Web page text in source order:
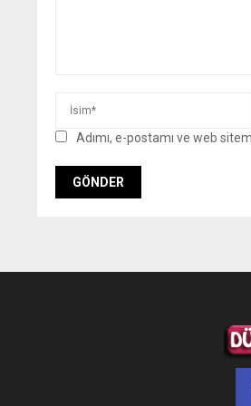
Adımı, e-postamı ve web